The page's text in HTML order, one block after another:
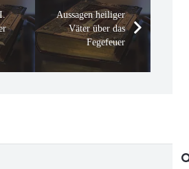
Aussagen heiliger
Väter über das
Fegefeuer